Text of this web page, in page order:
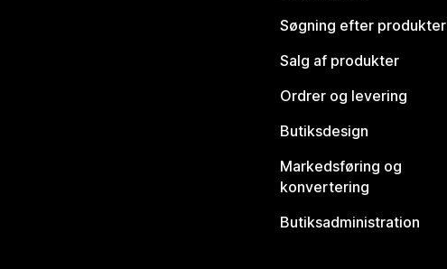
Søgning efter produkter
Salg af produkter
Ordrer og levering
Butiksdesign
Markedsføring og
konvertering
Butiksadministration